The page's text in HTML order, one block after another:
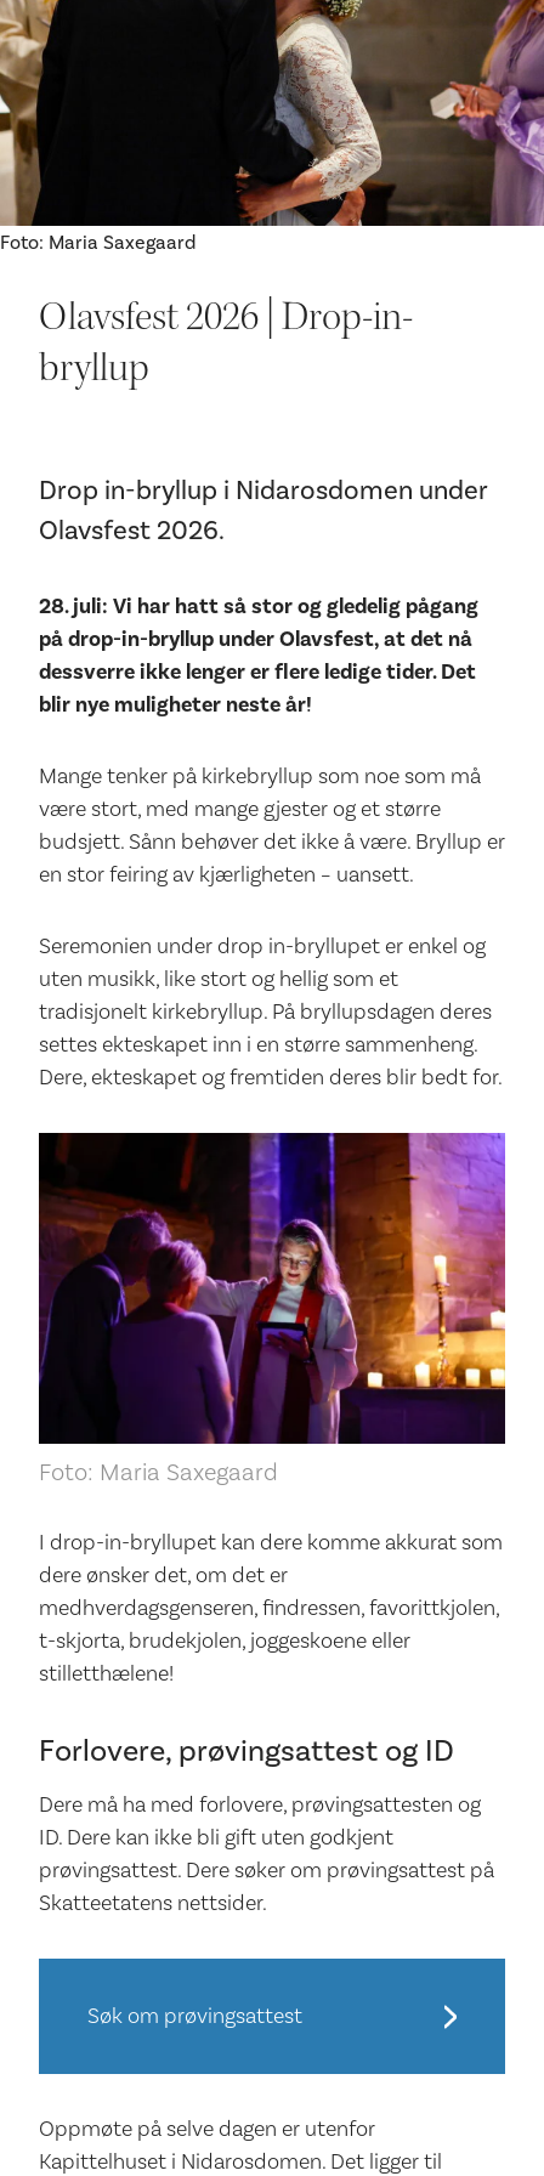
Ditt besøk
Foto: Maria Saxegaard
Olavsfest 2026 | Drop-in-
bryllup
Drop in-bryllup i Nidarosdomen under
Olavsfest 2026.
28. juli: Vi har hatt så stor og gledelig pågang
på drop-in-bryllup under Olavsfest, at det nå
dessverre ikke lenger er flere ledige tider. Det
blir nye muligheter neste år!
Mange tenker på kirkebryllup som noe som må
være stort, med mange gjester og et større
budsjett. Sånn behøver det ikke å være. Bryllup er
en stor feiring av kjærligheten – uansett.
Seremonien under drop in-bryllupet er enkel og
uten musikk, like stort og hellig som et
tradisjonelt kirkebryllup. På bryllupsdagen deres
settes ekteskapet inn i en større sammenheng.
Dere, ekteskapet og fremtiden deres blir bedt for.
Foto: Maria Saxegaard
I drop-in-bryllupet kan dere komme akkurat som
dere ønsker det, om det er
medhverdagsgenseren, findressen, favorittkjolen,
t-skjorta, brudekjolen, joggeskoene eller
stilletthælene!
Forlovere, prøvingsattest og ID
Dere må ha med forlovere, prøvingsattesten og
ID. Dere kan ikke bli gift uten godkjent
prøvingsattest. Dere søker om prøvingsattest på
Skatteetatens nettsider.
Søk om prøvingsattest
Oppmøte på selve dagen er utenfor
Kapittelhuset i Nidarosdomen. Det ligger til